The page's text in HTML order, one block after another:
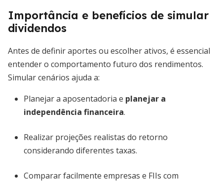
Importância e benefícios de simular
dividendos
Antes de definir aportes ou escolher ativos, é essencial
entender o comportamento futuro dos rendimentos.
Simular cenários ajuda a:
Planejar a aposentadoria e planejar a
independência financeira.
Realizar projeções realistas do retorno
considerando diferentes taxas.
Comparar facilmente empresas e FIIs com